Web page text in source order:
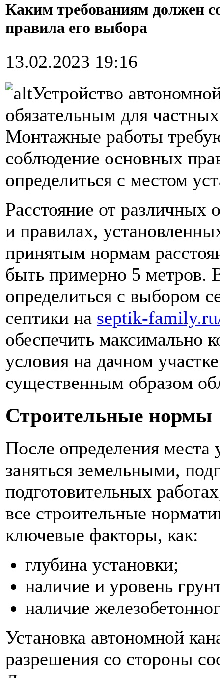
Каким требованиям должен
правила его выбора
13.02.2023 19:16
Устройство
обязательным для
Монтажные работы
соблюдение основных
определиться с местом
Расстояние от различных
и правилах,
принятым нормам
быть примерно 5 метров.
определиться с выбором
септики на septik-
обеспечить максимально
условия на дачном
существенным образом
Строительные нормы
После определения места
заняться земельными,
подготовительных
все строительные
ключевые факторы, как:
глубина установки;
наличие и уровень
наличие
Установка автономной
разрешения со стороны